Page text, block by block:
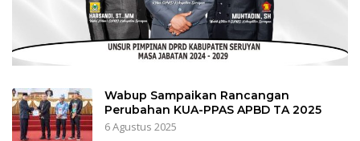
Wabup Sampaikan Rancangan
Perubahan KUA-PPAS APBD TA 2025
6 Agustus 2025